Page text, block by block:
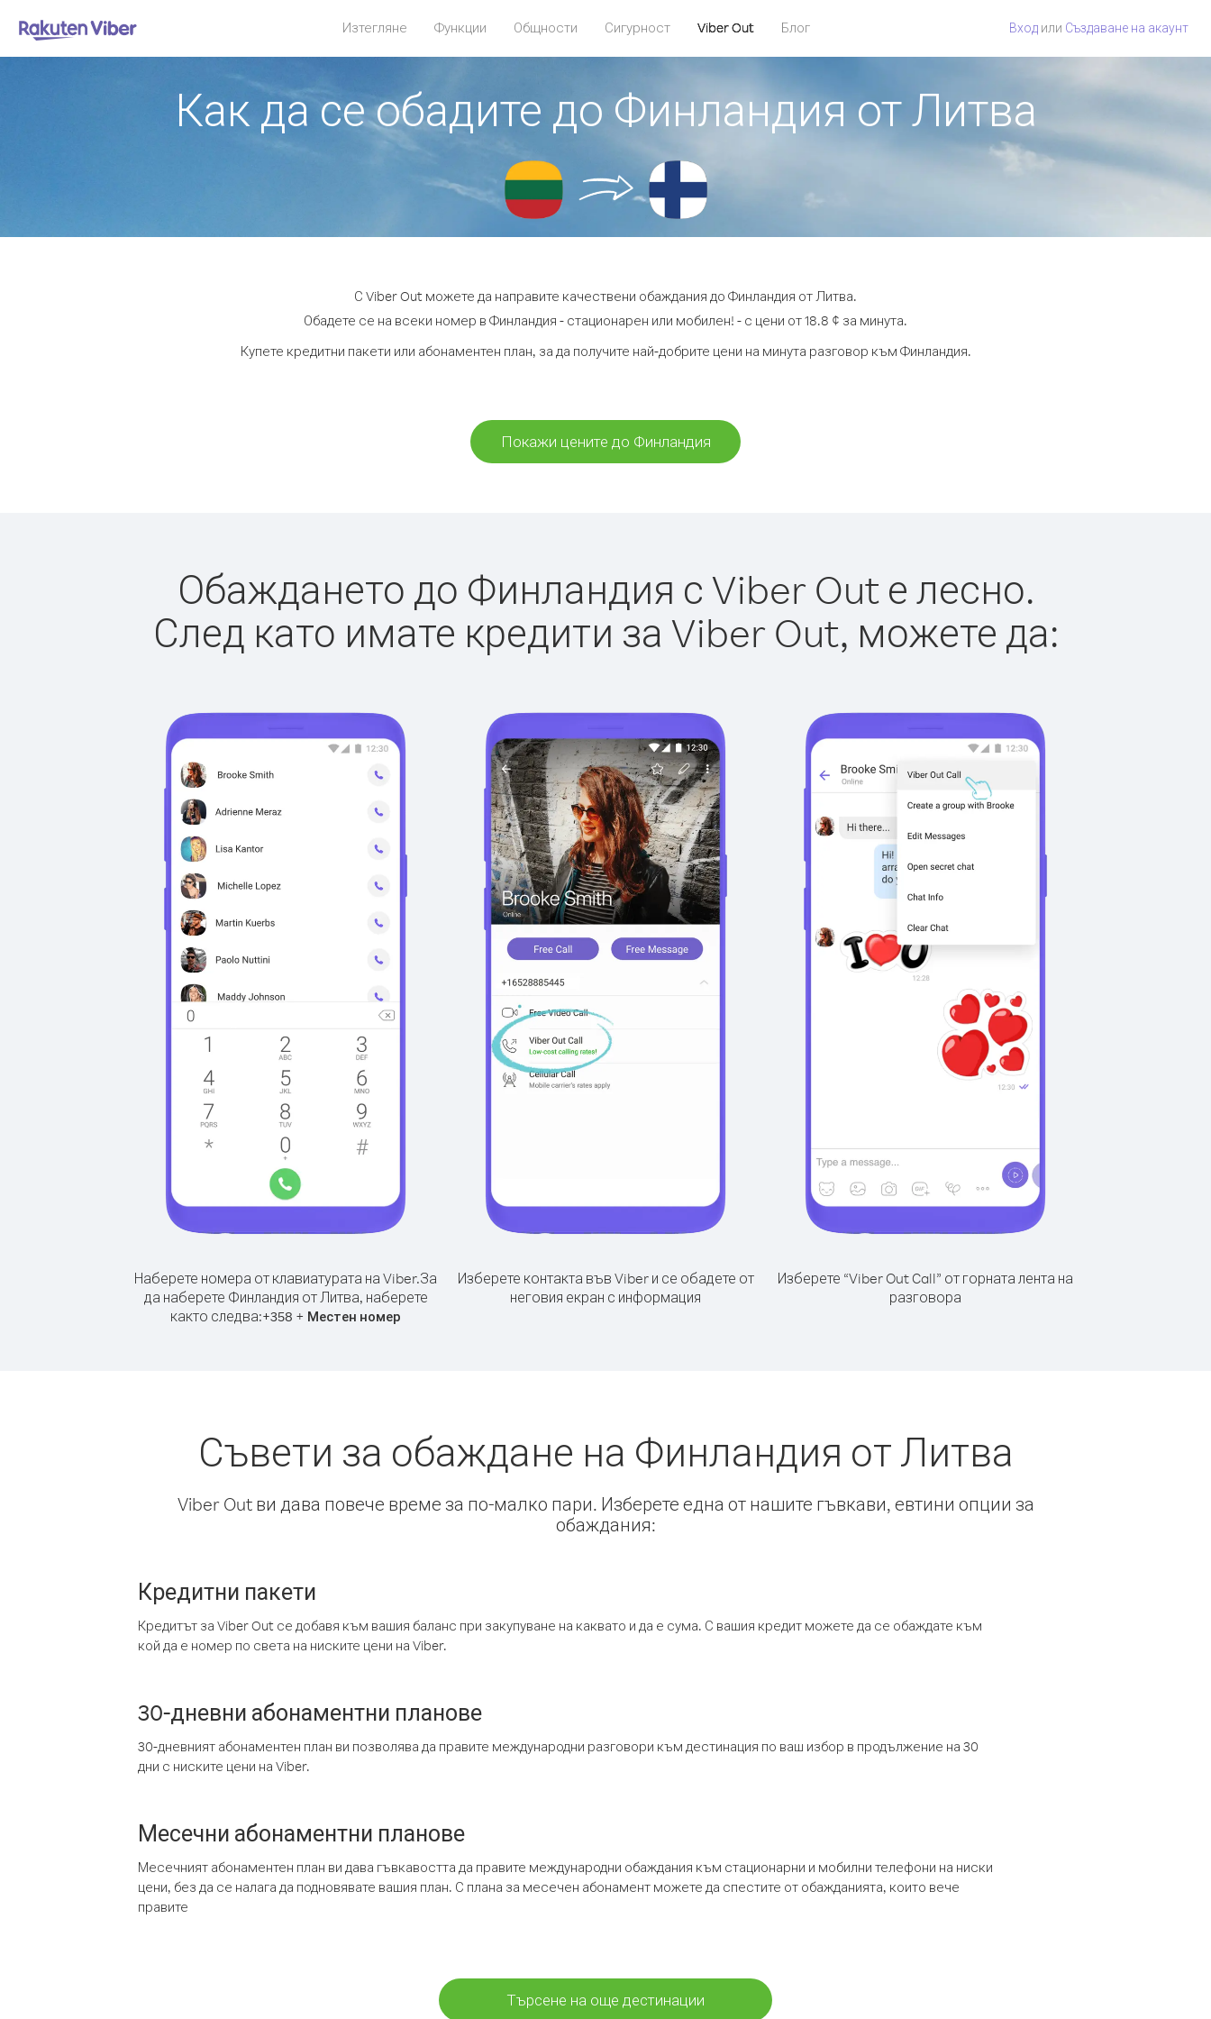
Изтегляне Функции Общности Сигурност Viber Out Блог Вход или Създаване на акаунт
Как да се обадите до Финландия от Литва
С Viber Out можете да направите качествени обаждания до Финландия от Литва.
Обадете се на всеки номер в Финландия - стационарен или мобилен! - с цени от 18.8 ¢ за минута.
Купете кредитни пакети или абонаментен план, за да получите най-добрите цени на минута разговор към Финландия.
Покажи цените до Финландия
Обаждането до Финландия с Viber Out е лесно.
След като имате кредити за Viber Out, можете да:
Наберете номера от клавиатурата на Viber.За
да наберете Финландия от Литва, наберете
както следва:+358 + Местен номер
Изберете контакта във Viber и се обадете от
неговия екран с информация
Изберете “Viber Out Call” от горната лента на
разговора
Съвети за обаждане на Финландия от Литва
Viber Out ви дава повече време за по-малко пари. Изберете една от нашите гъвкави, евтини опции за
обаждания:
Кредитни пакети
Кредитът за Viber Out се добавя към вашия баланс при закупуване на каквато и да е сума. С вашия кредит можете да се обаждате към
кой да е номер по света на ниските цени на Viber.
30-дневни абонаментни планове
30-дневният абонаментен план ви позволява да правите международни разговори към дестинация по ваш избор в продължение на 30
дни с ниските цени на Viber.
Месечни абонаментни планове
Месечният абонаментен план ви дава гъвкавостта да правите международни обаждания към стационарни и мобилни телефони на ниски
цени, без да се налага да подновявате вашия план. С плана за месечен абонамент можете да спестите от обажданията, които вече
правите
Търсене на още дестинации